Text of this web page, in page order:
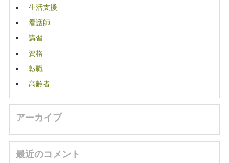
生活支援
看護師
講習
資格
転職
高齢者
アーカイブ
最近のコメント